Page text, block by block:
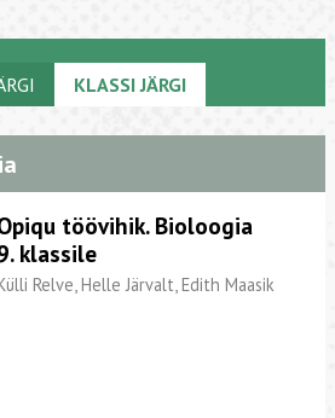
KLASSI JÄRGI
töövihik. Bioloogia
klassile
Relve, Helle Järvalt, Edith Maasik